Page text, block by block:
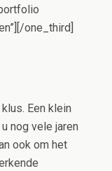
one_third]
Een klein
nog vele jaren
ook om het